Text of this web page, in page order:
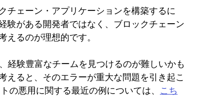
チェーン・アプリケーションを構築するに
験がある開発者ではなく、ブロックチェーン
えるのが理想的です。
経験豊富なチームを見つけるのが難しいかも
えると、そのエラーが重大な問題を引き起こ
の悪用に関する最近の例については、 こち